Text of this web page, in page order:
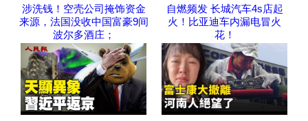
涉洗钱！空壳公司掩饰资金
来源，法国没收中国富豪9间
波尔多酒庄；
自燃频发 长城汽车4s店起
火！比亚迪车内漏电冒火
花！